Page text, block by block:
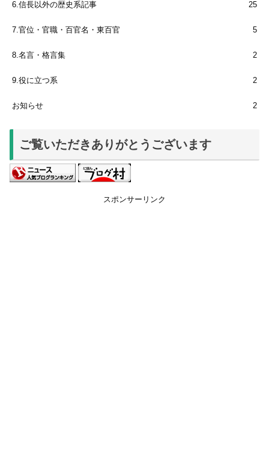
6.信長以外の歴史系記事 25
7.官位・官職・百官名・東百官 5
8.名言・格言集 2
9.役に立つ系 2
お知らせ 2
ご覧いただきありがとうございます
スポンサーリンク